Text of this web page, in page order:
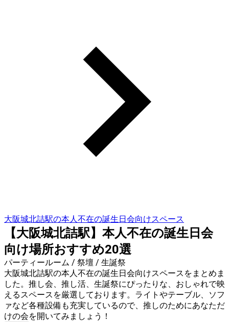
大阪城北詰駅の本人不在の誕生日会向けスペース
【大阪城北詰駅】本人不在の誕生日会
向け場所おすすめ20選
パーティールーム / 祭壇 / 生誕祭
大阪城北詰駅の本人不在の誕生日会向けスペースをまとめま
した。推し会、推し活、生誕祭にぴったりな、おしゃれで映
えるスペースを厳選しております。ライトやテーブル、ソフ
ァなど各種設備も充実しているので、推しのためにあなただ
けの会を開いてみましょう！